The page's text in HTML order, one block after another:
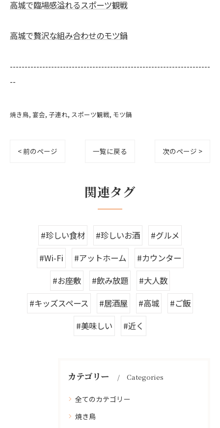
高城で臨場感溢れるスポーツ観戦
高城で贅沢な組み合わせのモツ鍋
--------------------------------------------------------------------
--
焼き鳥 宴会 子連れ スポーツ観戦 モツ鍋
< 前のページ 一覧に戻る 次のページ >
関連タグ
#珍しい食材 #珍しいお酒
#グルメ
#Wi-Fi
#アットホーム
#カウンター
#お座敷
#飲み放題
#大人数
#キッズスペース
#居酒屋 #高城
#ご飯
#美味しい
#近く
カテゴリー Categories
全てのカテゴリー
焼き鳥